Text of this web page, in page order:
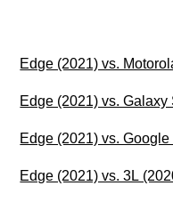
Edge (2021) vs.
Edge (2021) vs.
Edge (2021) vs.
Edge (2021) vs. 3L